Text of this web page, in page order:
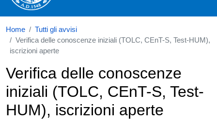
Home
Tutti gli avvisi
Verifica delle conoscenze iniziali (TOLC, CEnT-S, Test-HUM),
iscrizioni aperte
Verifica delle conoscenze
iniziali (TOLC, CEnT-S, Test-
HUM), iscrizioni aperte